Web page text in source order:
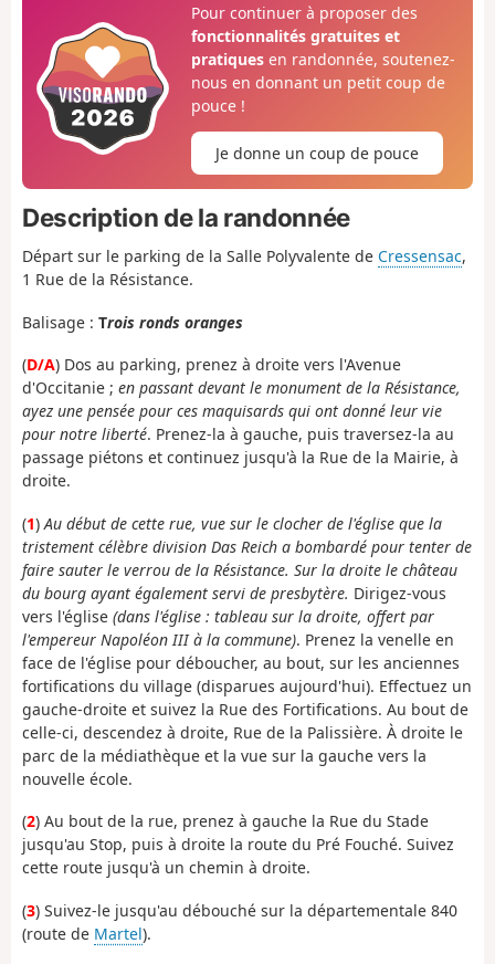
Pour continuer à proposer des
fonctionnalités gratuites et
pratiquesen randonnée, soutenez-
nous en donnant un petit coup de
pouce !
Je donne un coup de pouce
Description de la randonnée
Départ sur le parking de la Salle Polyvalente de Cressensac,
1 Rue de la Résistance.
Balisage : Trois ronds oranges
(D/A) Dos au parking, prenez à droite vers l'Avenue
d'Occitanie ; en passant devant le monument de la Résistance,
ayez une pensée pour ces maquisards qui ont donné leur vie
pour notre liberté. Prenez-la à gauche, puis traversez-la au
passage piétons et continuez jusqu'à la Rue de la Mairie, à
droite.
(1) Au début de cette rue, vue sur le clocher de l'église que la
tristement célèbre division Das Reich a bombardé pour tenter de
faire sauter le verrou de la Résistance. Sur la droite le château
du bourg ayant également servi de presbytère. Dirigez-vous
vers l'église (dans l'église : tableau sur la droite, offert par
l'empereur Napoléon III à la commune). Prenez la venelle en
face de l'église pour déboucher, au bout, sur les anciennes
fortifications du village (disparues aujourd'hui). Effectuez un
gauche-droite et suivez la Rue des Fortifications. Au bout de
celle-ci, descendez à droite, Rue de la Palissière. À droite le
parc de la médiathèque et la vue sur la gauche vers la
nouvelle école.
(2) Au bout de la rue, prenez à gauche la Rue du Stade
jusqu'au Stop, puis à droite la route du Pré Fouché. Suivez
cette route jusqu'à un chemin à droite.
(3) Suivez-le jusqu'au débouché sur la départementale 840
(route de Martel).